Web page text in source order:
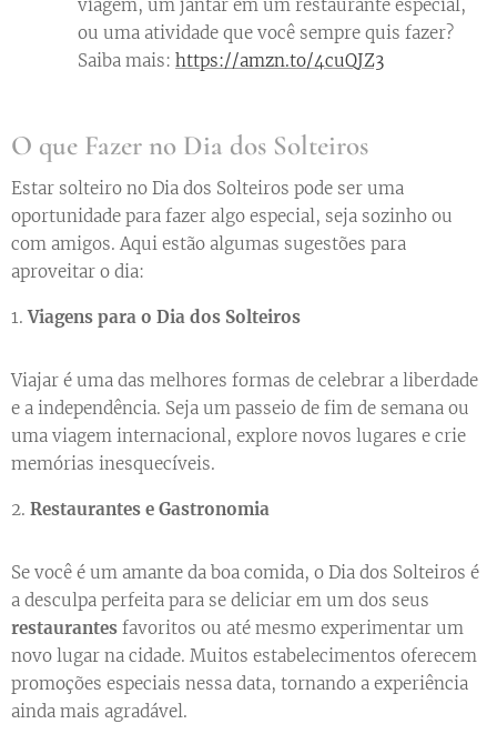
viagem, um jantar em um restaurante especial,
ou uma atividade que você sempre quis fazer? 👉
Saiba mais: https://amzn.to/4cuQJZ3
O que Fazer no Dia dos Solteiros
Estar solteiro no Dia dos Solteiros pode ser uma
oportunidade para fazer algo especial, seja sozinho ou
com amigos. Aqui estão algumas sugestões para
aproveitar o dia:
1.Viagens para o Dia dos Solteiros
Viajar é uma das melhores formas de celebrar a liberdade
e a independência. Seja um passeio de fim de semana ou
uma viagem internacional, explore novos lugares e crie
memórias inesquecíveis.
2. Restaurantes e Gastronomia
Se você é um amante da boa comida, o Dia dos Solteiros é
a desculpa perfeita para se deliciar em um dos seus
restaurantes favoritos ou até mesmo experimentar um
novo lugar na cidade. Muitos estabelecimentos oferecem
promoções especiais nessa data, tornando a experiência
ainda mais agradável.